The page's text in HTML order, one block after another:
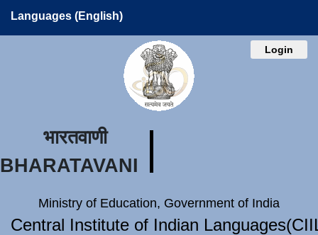
Languages (English)
Login
भारतवाणी
BHARATAVANI
Ministry of Education, Government of India
Central Institute of Indian